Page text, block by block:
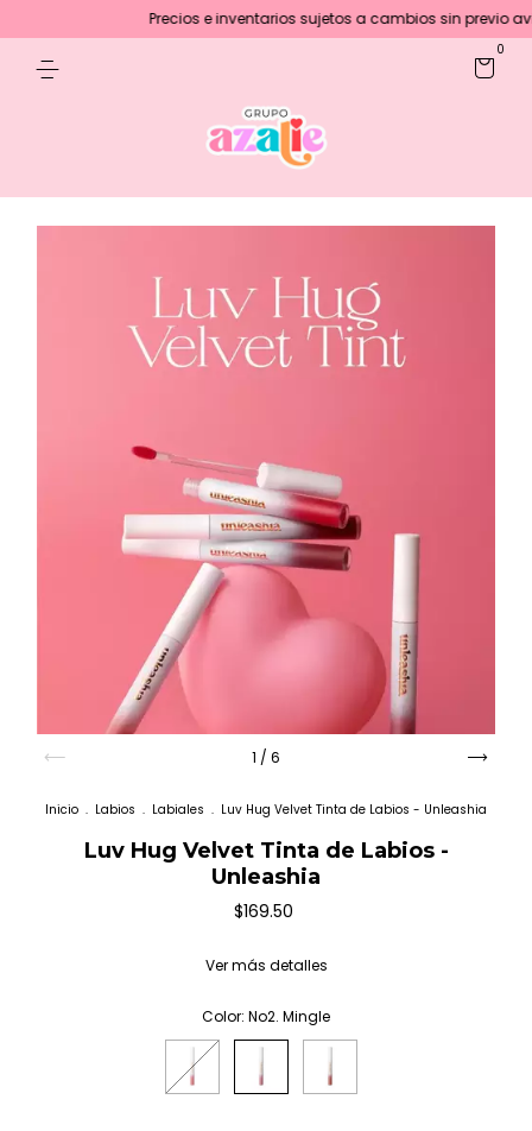
Precios e inventarios sujetos a cambios sin previo
0
1 / 6
Inicio . Labios . Labiales . Luv Hug Velvet Tinta de Labios - Unleashia
Luv Hug Velvet Tinta de Labios -
Unleashia
$169.50
Ver más detalles
Color: No2. Mingle